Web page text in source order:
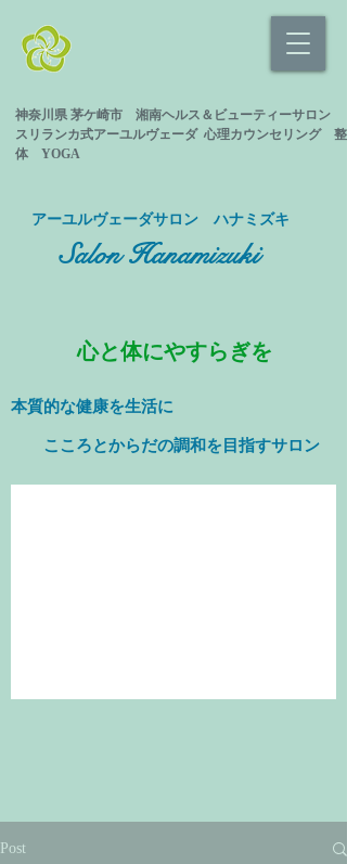
神奈川県 茅ケ崎市 湘南ヘルス＆ビューティーサロン
スリランカ式アーユルヴェーダ 心理カウンセリング 整
体 YOGA
​アーユルヴェーダサロン ハナミズキ
Salon Hanamizuki
心と体にやすらぎを
本質的な健康を生活に
​ こころとからだの調和を目指すサロン
Post